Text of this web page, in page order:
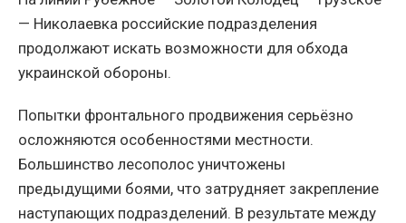
— Николаевка российские подразделения
продолжают искать возможности для обхода
украинской обороны.
Попытки фронтального продвижения серьёзно
осложняются особенностями местности.
Большинство лесополос уничтожены
предыдущими боями, что затрудняет закрепление
наступающих подразделений. В результате между